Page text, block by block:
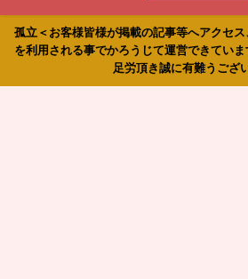
孤立＜お客様皆様が掲載の記事等へアクセ
を利用される事でかろうじて運営できてい
足労頂き誠に有難うござ